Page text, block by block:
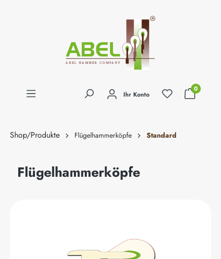
Ihr Konto
0
Shop/Produkte Flügelhammerköpfe Standard
Flügelhammerköpfe